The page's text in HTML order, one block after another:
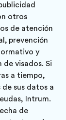
otros
de atención
prevención
y
visados. Si
a tiempo,
sus datos a
Intrum.
de